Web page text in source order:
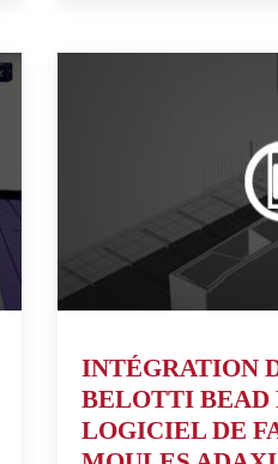
INTÉGRATION
BELOTTI BEAD
LOGICIEL DE